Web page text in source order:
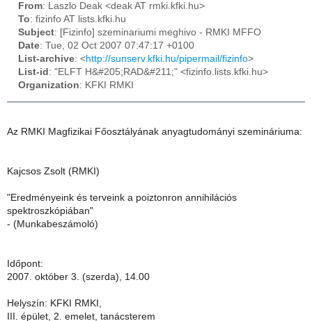
From: Laszlo Deak <deak AT rmki.kfki.hu>
To: fizinfo AT lists.kfki.hu
Subject: [Fizinfo] szeminariumi meghivo - RMKI MFFO
Date: Tue, 02 Oct 2007 07:47:17 +0100
List-archive: <http://sunserv.kfki.hu/pipermail/fizinfo>
List-id : "ELFT H&#205;RAD&#211;" <fizinfo.lists.kfki.hu>
Organization: KFKI RMKI
Az RMKI Magfizikai Főosztályának anyagtudományi szemináriuma:
Kajcsos Zsolt (RMKI)
"Eredményeink és terveink a poiztonron annihilációs
spektroszkópiában"
- (Munkabeszámoló)
Időpont:
2007. október 3. (szerda), 14.00
Helyszín: KFKI RMKI,
III. épület, 2. emelet, tanácsterem